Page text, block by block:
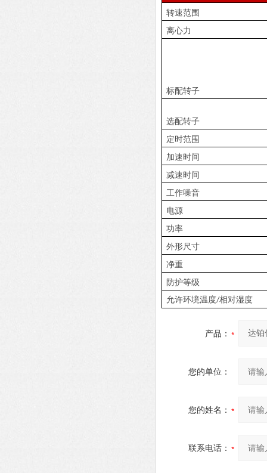
转速范围
离心力
标配转子
选配转子
定时范围
加速时间
减速时间
工作噪音
电源
功率
外形尺寸
净重
防护等级
允许环境温度/相对湿度
产品：
您的单位：
您的姓名：
联系电话：